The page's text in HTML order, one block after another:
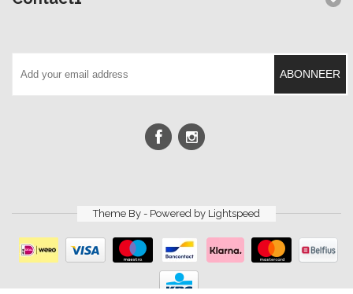
ABONNEER
Theme By - Powered by Lightspeed